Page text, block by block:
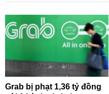
Grab bị phạt 1,36 tỷ đồng